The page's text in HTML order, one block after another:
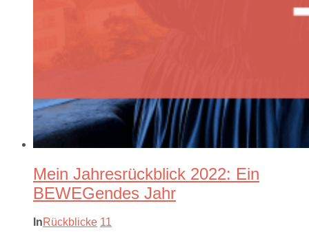
Mein Jahresrückblick 2022: Ein
BEWEGendes Jahr
InRückblicke 11